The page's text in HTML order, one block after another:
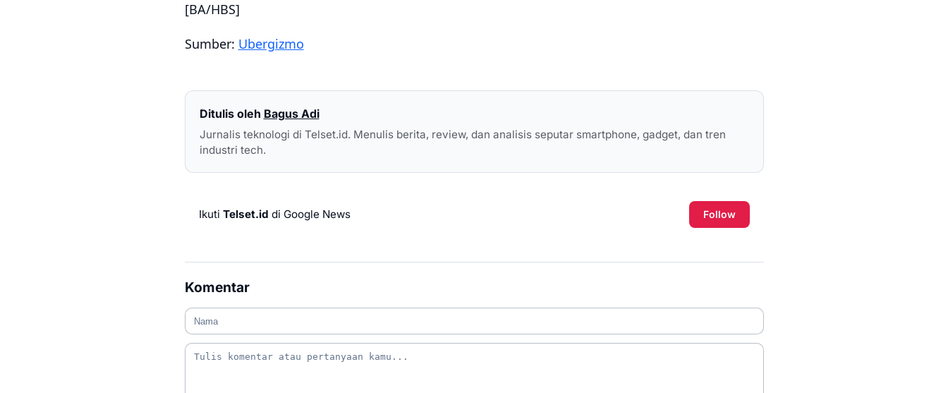
[BA/HBS]
Sumber: Ubergizmo
Ditulis oleh Bagus Adi
Jurnalis teknologi di Telset.id. Menulis berita, review, dan analisis seputar smartphone, gadget, dan tren
industri tech.
Ikuti Telset.id di Google News Follow
Komentar